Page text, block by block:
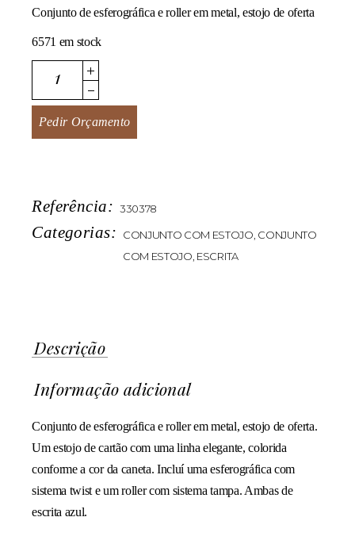
Conjunto de esferográfica e roller em metal, estojo de oferta
6571 em stock
Mety quantity
Pedir Orçamento
Referência: 330378
Categorias: CONJUNTO COM ESTOJO, CONJUNTO
COM ESTOJO, ESCRITA
Descrição
Informação adicional
Conjunto de esferográfica e roller em metal, estojo de oferta.
Um estojo de cartão com uma linha elegante, colorida
conforme a cor da caneta. Incluí uma esferográfica com
sistema twist e um roller com sistema tampa. Ambas de
escrita azul.